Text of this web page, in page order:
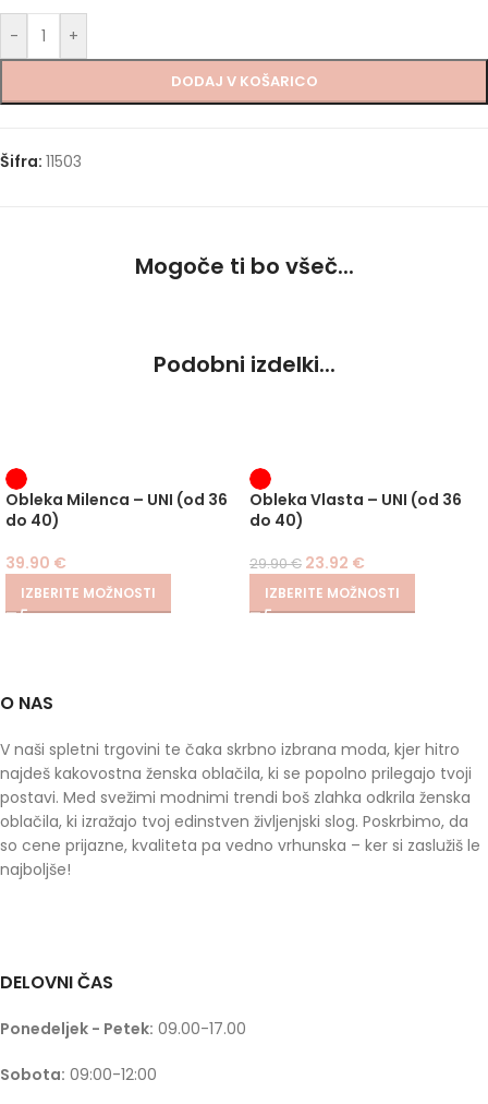
- +
DODAJ V KOŠARICO
Šifra: 11503
Mogoče ti bo všeč...
Podobni izdelki...
Obleka Milenca – UNI (od 36
do 40)
39.90 €
IZBERITE MOŽNOSTI
-20%
Obleka Vlasta – UNI (od 36
do 40)
29.90€ 23.92 €
IZBERITE MOŽNOSTI
O NAS
V naši spletni trgovini te čaka skrbno izbrana moda, kjer hitro
najdeš kakovostna ženska oblačila, ki se popolno prilegajo tvoji
postavi. Med svežimi modnimi trendi boš zlahka odkrila ženska
oblačila, ki izražajo tvoj edinstven življenjski slog. Poskrbimo, da
so cene prijazne, kvaliteta pa vedno vrhunska – ker si zaslužiš le
najboljše!
DELOVNI ČAS
Ponedeljek - Petek: 09.00-17.00
Sobota: 09:00-12:00